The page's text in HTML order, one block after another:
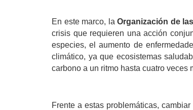
En este marco, la Organización de
crisis que requieren una acción
especies, el aumento de
climático, ya que ecosistemas
carbono a un ritmo hasta cuatro veces
Frente a estas problemáticas,